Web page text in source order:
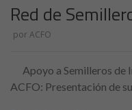
Red de
por ACFO
Apoyo a Semilleros de
ACFO: Presentación de